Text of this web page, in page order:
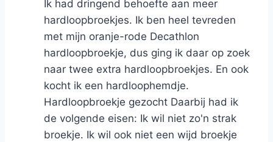
Ik had dringend behoefte aan meer
hardloopbroekjes. Ik ben heel tevreden
met mijn oranje-rode Decathlon
hardloopbroekje, dus ging ik daar op zoek
naar twee extra hardloopbroekjes. En ook
kocht ik een hardloophemdje.
Hardloopbroekje gezocht Daarbij had ik
de volgende eisen: Ik wil niet zo'n strak
broekje. Ik wil ook niet een wijd broekje